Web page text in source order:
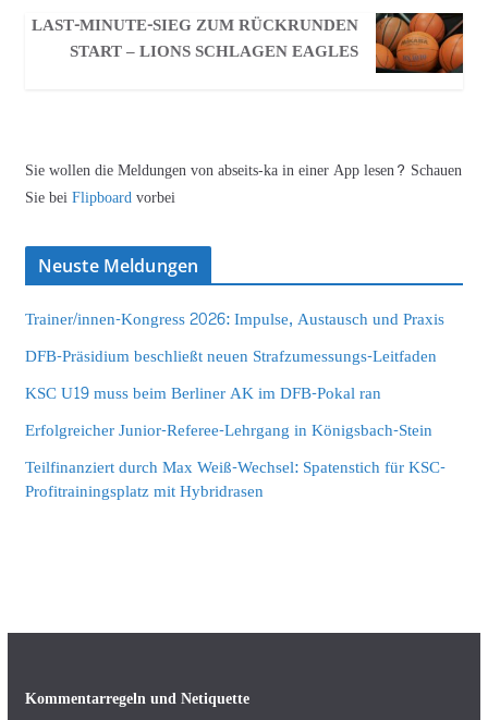
LAST-MINUTE-SIEG ZUM RÜCKRUNDEN
START – LIONS SCHLAGEN EAGLES
Sie wollen die Meldungen von abseits-ka in einer App lesen? Schauen
Sie beiFlipboardvorbei
Neuste Meldungen
Trainer/innen-Kongress 2026: Impulse, Austausch und Praxis
DFB-Präsidium beschließt neuen Strafzumessungs-Leitfaden
KSC U19 muss beim Berliner AK im DFB-Pokal ran
Erfolgreicher Junior-Referee-Lehrgang in Königsbach-Stein
Teilfinanziert durch Max Weiß-Wechsel: Spatenstich für KSC-
Profitrainingsplatz mit Hybridrasen
Kommentarregeln und Netiquette